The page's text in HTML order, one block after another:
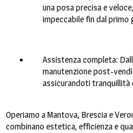
una posa precisa e
impeccabile fin dal primo
Assistenza completa:
manutenzione post-
assicurandoti tranquillità
Operiamo a Mantova, Brescia e
combinano estetica, efficienza e